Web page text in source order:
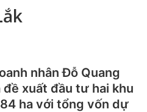
nhân Đỗ Quang
xuất đầu tư hai khu
ha với tổng vốn dự